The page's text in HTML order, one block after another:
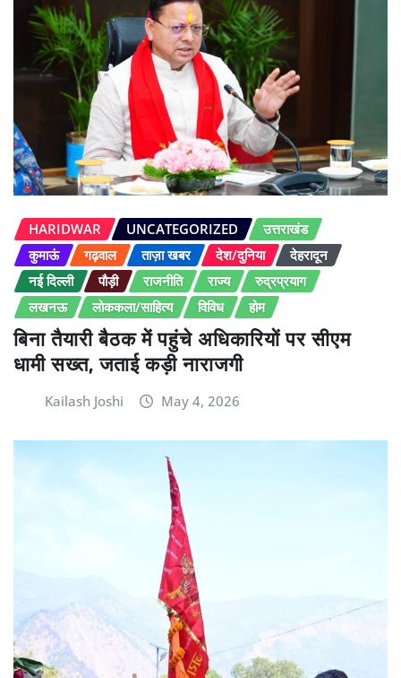
HARIDWAR UNCATEGORIZED
उत्तराखंड
कुमाऊं
गढ़वाल ताज़ा खबर देश/दुनिया
देहरादून
नई दिल्ली
पौड़ी राजनीति राज्य
रुद्रप्रयाग
लखनऊ
लोककला/साहित्य विविध होम
बिना तैयारी बैठक में पहुंचे अधिकारियों पर सीएम
धामी सख्त, जताई कड़ी नाराजगी
Kailash Joshi May 4, 2026